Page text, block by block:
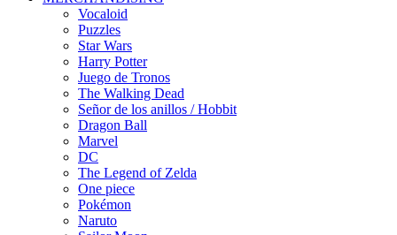
Vocaloid
Puzzles
Star Wars
Harry Potter
Juego de Tronos
The Walking Dead
Señor de los anillos / Hobbit
Dragon Ball
Marvel
DC
The Legend of Zelda
One piece
Pokémon
Naruto